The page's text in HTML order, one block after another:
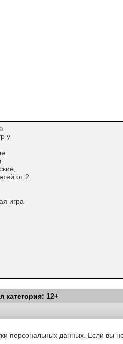
у
от 2
игра
и
в
категория: 12+
|Условия|Политика
персональных данных. Если вы